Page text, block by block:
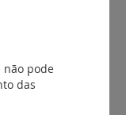
não pode
das